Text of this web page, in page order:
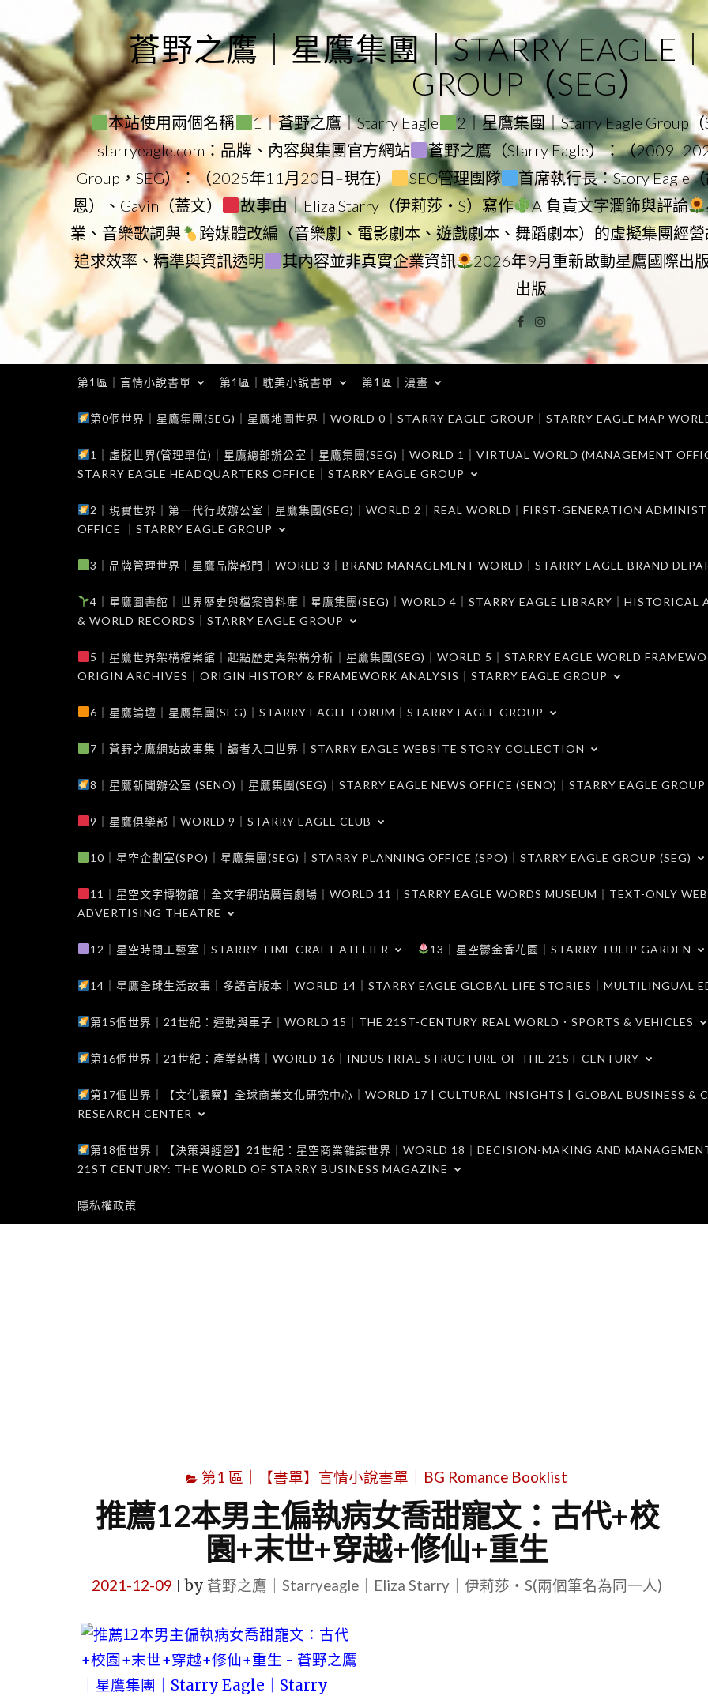
to
content
蒼野之鷹｜星鷹集團｜STARRY EAGLE
GROUP（SEG）
本站使用兩個名稱 1｜蒼野之鷹｜Starry Eagle
2｜星鷹集團｜Starry Eagle Group（
starryeagle.com：品牌、內容與集團官方網站
蒼野之鷹（Starry Eagle）：（
Group，SEG）：（2025年11月20日–現在）
SEG管理團隊
首席執行長：Story Eagle
恩）、Gavin（蓋文）
故事由｜Eliza Starry（伊莉莎・S）寫作 AI負責文字潤飾與評論
業、音樂歌詞與
跨媒體改編（音樂劇、電影劇本、遊戲劇本、舞蹈劇本）的虛擬集團經
追求效率、精準與資訊透明
其內容並非真實企業資訊
2026年9月重新啟動星鷹國際出
出版
Facebook
Instagram
第1區｜言情小說書單 第1區｜耽美小說書單 第1區｜漫畫
第0個世界｜星鷹集團(SEG)｜星鷹地圖世界｜WORLD 0｜STARRY EAGLE GROUP｜STARRY EAGLE MAP
1｜虛擬世界(管理單位)｜星鷹總部辦公室｜星鷹集團(SEG)｜WORLD 1｜VIRTUAL WORLD (MANAGEMENT
STARRY EAGLE HEADQUARTERS OFFICE｜STARRY EAGLE GROUP
2｜現實世界｜第一代行政辦公室｜星鷹集團(SEG)｜WORLD 2｜REAL WORLD｜FIRST-GENERATION
OFFICE ｜STARRY EAGLE GROUP
3｜品牌管理世界｜星鷹品牌部門｜WORLD 3｜BRAND MANAGEMENT WORLD｜STARRY EAGLE BRAND
4｜星鷹圖書館｜世界歷史與檔案資料庫｜星鷹集團(SEG)｜WORLD 4｜STARRY EAGLE LIBRARY｜HISTORICAL
& WORLD RECORDS｜STARRY EAGLE GROUP
5｜星鷹世界架構檔案館｜起點歷史與架構分析｜星鷹集團(SEG)｜WORLD 5｜STARRY EAGLE WORLD
ORIGIN ARCHIVES｜ORIGIN HISTORY & FRAMEWORK ANALYSIS｜STARRY EAGLE GROUP
6｜星鷹論壇｜星鷹集團(SEG)｜STARRY EAGLE FORUM｜STARRY EAGLE GROUP
7｜蒼野之鷹網站故事集｜讀者入口世界｜STARRY EAGLE WEBSITE STORY COLLECTION
8｜星鷹新聞辦公室 (SENO)｜星鷹集團(SEG)｜STARRY EAGLE NEWS OFFICE (SENO)｜STARRY EAGLE GROUP
9｜星鷹俱樂部｜WORLD 9｜STARRY EAGLE CLUB
10｜星空企劃室(SPO)｜星鷹集團(SEG)｜STARRY PLANNING OFFICE (SPO)｜STARRY EAGLE GROUP (SEG)
11｜星空文字博物館｜全文字網站廣告劇場｜WORLD 11｜STARRY EAGLE WORDS MUSEUM｜TEXT-ONLY
ADVERTISING THEATRE
12｜星空時間工藝室｜STARRY TIME CRAFT ATELIER 13｜星空鬱金香花園｜STARRY TULIP GARDEN
14｜星鷹全球生活故事｜多語言版本｜WORLD 14｜STARRY EAGLE GLOBAL LIFE STORIES｜MULTILINGUAL
第15個世界｜21世紀：運動與車子｜WORLD 15｜THE 21ST-CENTURY REAL WORLD．SPORTS & VEHICLES
第16個世界｜21世紀：產業結構｜WORLD 16｜INDUSTRIAL STRUCTURE OF THE 21ST CENTURY
第17個世界｜【文化觀察】全球商業文化研究中心｜WORLD 17 | CULTURAL INSIGHTS | GLOBAL BUSINESS &
RESEARCH CENTER
第18個世界｜【決策與經營】21世紀：星空商業雜誌世界｜WORLD 18｜DECISION-MAKING AND
21ST CENTURY: THE WORLD OF STARRY BUSINESS MAGAZINE
隱私權政策
第1 區｜【書單】言情小說書單｜BG Romance Booklist
推薦12本男主偏執病女喬甜寵文：古代+校
園+末世+穿越+修仙+重生
2021-12-09 by 蒼野之鷹｜Starryeagle｜Eliza Starry｜伊莉莎・S(兩個筆名為同一人)